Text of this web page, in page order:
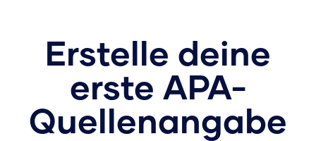
Erstelle deine
erste APA-
Quellenangabe